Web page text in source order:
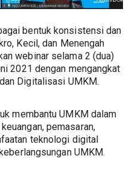
bentuk konsistensi dan
Kecil, dan Menengah
webinar selama 2 (dua)
2021 dengan mengangkat
Digitalisasi UMKM.
membantu UMKM dalam
pemasaran,
teknologi digital
UMKM.